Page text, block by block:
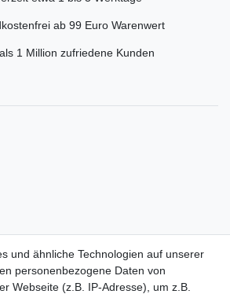
ab 99 Euro Warenwert
1 Million zufriedene Kunden
und ähnliche Technologien auf unserer
personenbezogene Daten von
Webseite (z.B. IP-Adresse), um z.B.